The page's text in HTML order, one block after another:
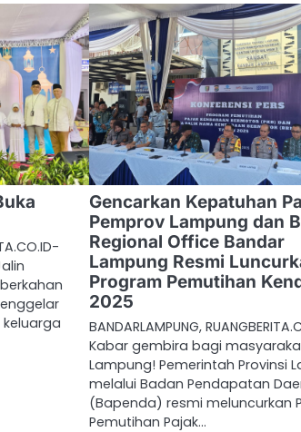
Gencarkan Kepatuhan
Pemprov Lampung dan
Regional Office Bandar
Lampung Resmi
Program Pemutihan
2025
BANDARLAMPUNG,
Kabar gembira bagi
Lampung! Pemerintah Provinsi
melalui Badan Pendapatan
(Bapenda) resmi meluncurkan
Pemutihan Pajak…